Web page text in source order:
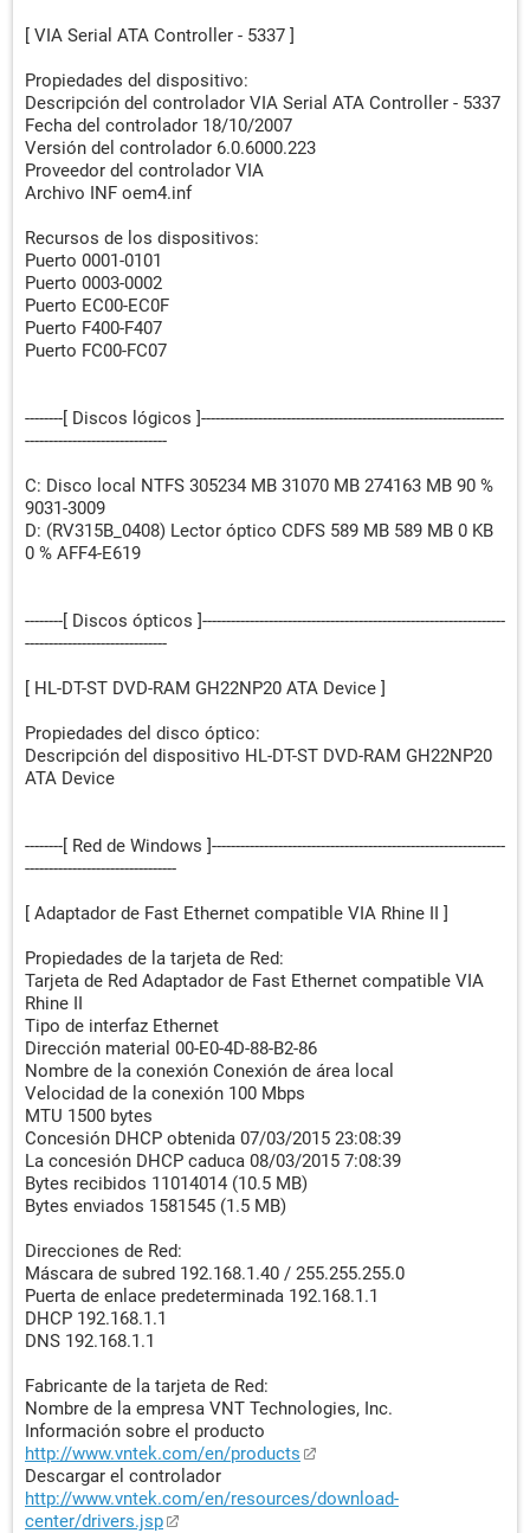
[ VIA Serial ATA Controller - 5337 ]
Propiedades del dispositivo:
Descripción del controlador VIA Serial ATA Controller - 5337
Fecha del controlador 18/10/2007
Versión del controlador 6.0.6000.223
Proveedor del controlador VIA
Archivo INF oem4.inf
Recursos de los dispositivos:
Puerto 0001-0101
Puerto 0003-0002
Puerto EC00-EC0F
Puerto F400-F407
Puerto FC00-FC07
--------[ Discos lógicos ]----------------------------------------------------------------
------------------------------
C: Disco local NTFS 305234 MB 31070 MB 274163 MB 90 %
9031-3009
D: (RV315B_0408) Lector óptico CDFS 589 MB 589 MB 0 KB
0 % AFF4-E619
--------[ Discos ópticos ]----------------------------------------------------------------
------------------------------
[ HL-DT-ST DVD-RAM GH22NP20 ATA Device ]
Propiedades del disco óptico:
Descripción del dispositivo HL-DT-ST DVD-RAM GH22NP20
ATA Device
--------[ Red de Windows ]--------------------------------------------------------------
--------------------------------
[ Adaptador de Fast Ethernet compatible VIA Rhine II ]
Propiedades de la tarjeta de Red:
Tarjeta de Red Adaptador de Fast Ethernet compatible VIA
Rhine II
Tipo de interfaz Ethernet
Dirección material 00-E0-4D-88-B2-86
Nombre de la conexión Conexión de área local
Velocidad de la conexión 100 Mbps
MTU 1500 bytes
Concesión DHCP obtenida 07/03/2015 23:08:39
La concesión DHCP caduca 08/03/2015 7:08:39
Bytes recibidos 11014014 (10.5 MB)
Bytes enviados 1581545 (1.5 MB)
Direcciones de Red:
Máscara de subred 192.168.1.40 / 255.255.255.0
Puerta de enlace predeterminada 192.168.1.1
DHCP 192.168.1.1
DNS 192.168.1.1
Fabricante de la tarjeta de Red:
Nombre de la empresa VNT Technologies, Inc.
Información sobre el producto
http://www.vntek.com/en/products
Descargar el controlador
http://www.vntek.com/en/resources/download-
center/drivers.jsp